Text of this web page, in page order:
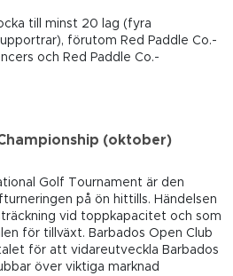
till minst 20 lag (fyra
förutom Red Paddle Co.-
och Red Paddle Co.-
(oktober)
Golf Tournament är den
på ön hittills. Händelsen
vid toppkapacitet och som
för tillväxt. Barbados Open Club
för att vidareutveckla Barbados
över viktiga marknad